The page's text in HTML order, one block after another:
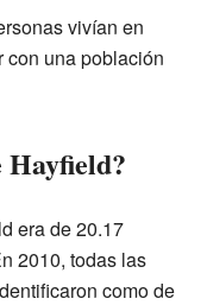
vivían en
con una población
Hayfield?
era de 20.17
2010, todas las
como de